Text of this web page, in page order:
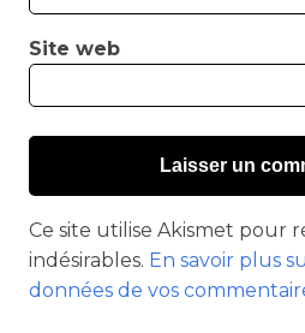
Site web
Ce site utilise Akismet pour
indésirables. En savoir plus
données de vos